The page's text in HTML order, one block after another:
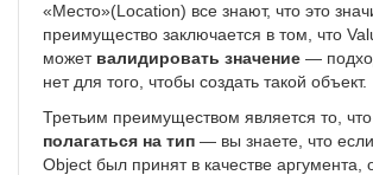
«Место»(Location) все знают, что это
преимущество заключается в том, что
может валидировать значение —
нет для того, чтобы создать такой объект.
Третьим преимуществом является то,
полагаться на тип — вы знаете, что
Object был принят в качестве аргумента,